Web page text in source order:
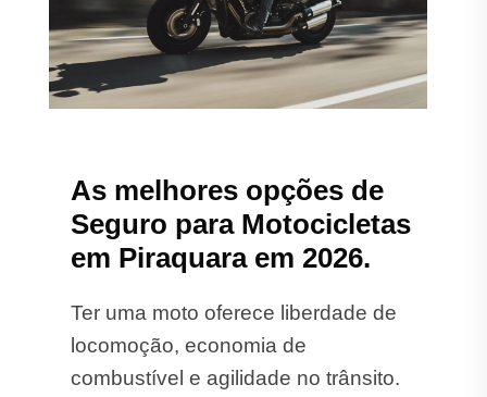
As melhores opções de
Seguro para Motocicletas
em Piraquara em 2026.
Ter uma moto oferece liberdade de
locomoção, economia de
combustível e agilidade no trânsito.